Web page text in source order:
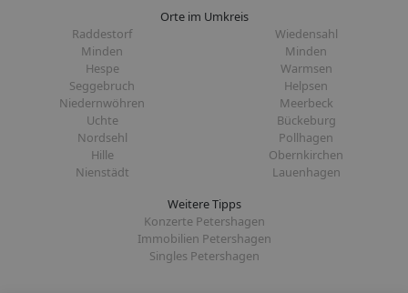
Orte im Umkreis
Raddestorf
Wiedensahl
Minden
Minden
Hespe
Warmsen
Seggebruch
Helpsen
Niedernwöhren
Meerbeck
Uchte
Bückeburg
Nordsehl
Pollhagen
Hille
Obernkirchen
Nienstädt
Lauenhagen
Weitere Tipps
Konzerte Petershagen
Immobilien Petershagen
Singles Petershagen